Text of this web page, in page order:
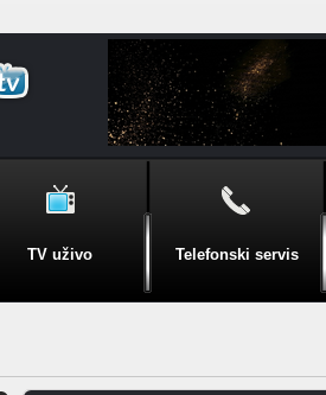
TV uživo Telefonski servis